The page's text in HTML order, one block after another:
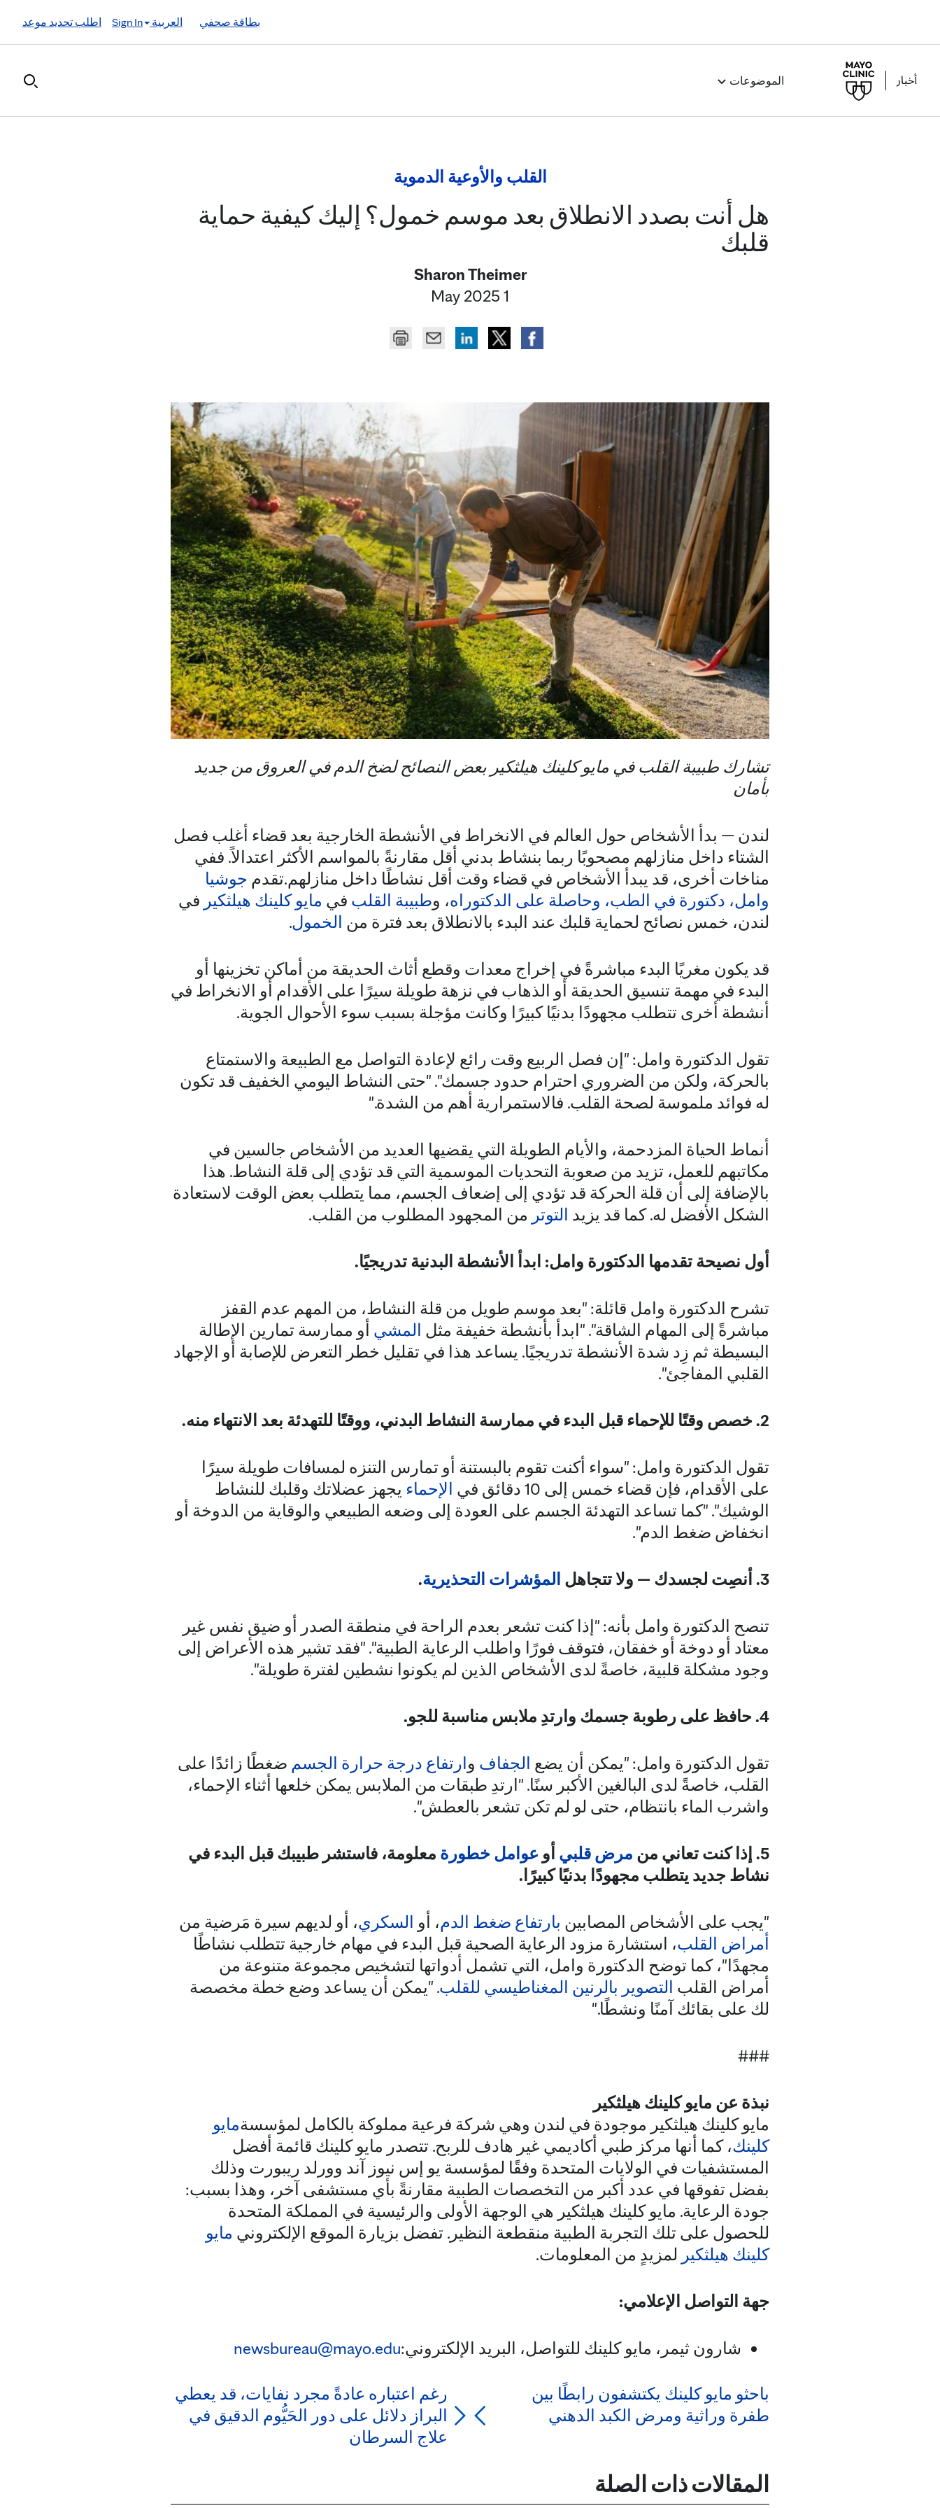
العربية
بطاقة صحفي Sign In اطلب تحديد موعد
الموضوعات
القلب والأوعية الدموية
هل أنت بصدد الانطلاق بعد موسم خمول؟ إليك كيفية حماية
قلبك
Sharon Theimer
1 May 2025
تشارك طبيبة القلب في مايو كلينك هيلثكير بعض النصائح لضخ الدم في العروق من جديد
بأمان
لندن — بدأ الأشخاص حول العالم في الانخراط في الأنشطة الخارجية بعد قضاء أغلب فصل
الشتاء داخل منازلهم مصحوبًا ربما بنشاط بدني أقل مقارنةً بالمواسم الأكثر اعتدالاً. ففي
مناخات أخرى، قد يبدأ الأشخاص في قضاء وقت أقل نشاطًا داخل منازلهم.تقدم جوشيا
وامل، دكتورة في الطب، وحاصلة على الدكتوراه، وطبيبة القلب في مايو كلينك هيلثكير في
لندن، خمس نصائح لحماية قلبك عند البدء بالانطلاق بعد فترة من الخمول.
قد يكون مغريًا البدء مباشرةً في إخراج معدات وقطع أثاث الحديقة من أماكن تخزينها أو
البدء في مهمة تنسيق الحديقة أو الذهاب في نزهة طويلة سيرًا على الأقدام أو الانخراط في
أنشطة أخرى تتطلب مجهودًا بدنيًا كبيرًا وكانت مؤجلة بسبب سوء الأحوال الجوية.
تقول الدكتورة وامل: "إن فصل الربيع وقت رائع لإعادة التواصل مع الطبيعة والاستمتاع
بالحركة، ولكن من الضروري احترام حدود جسمك". "حتى النشاط اليومي الخفيف قد تكون
له فوائد ملموسة لصحة القلب. فالاستمرارية أهم من الشدة."
أنماط الحياة المزدحمة، والأيام الطويلة التي يقضيها العديد من الأشخاص جالسين في
مكاتبهم للعمل، تزيد من صعوبة التحديات الموسمية التي قد تؤدي إلى قلة النشاط. هذا
بالإضافة إلى أن قلة الحركة قد تؤدي إلى إضعاف الجسم، مما يتطلب بعض الوقت لاستعادة
الشكل الأفضل له. كما قد يزيد التوتر من المجهود المطلوب من القلب.
أول نصيحة تقدمها الدكتورة وامل: ابدأ الأنشطة البدنية تدريجيًا.
تشرح الدكتورة وامل قائلة: "بعد موسم طويل من قلة النشاط، من المهم عدم القفز
مباشرةً إلى المهام الشاقة". "ابدأ بأنشطة خفيفة مثل المشي أو ممارسة تمارين الإطالة
البسيطة ثم زِد شدة الأنشطة تدريجيًا. يساعد هذا في تقليل خطر التعرض للإصابة أو الإجهاد
القلبي المفاجئ".
2
. خصص وقتًا للإحماء قبل البدء في ممارسة النشاط البدني، ووقتًا للتهدئة بعد الانتهاء منه.
تقول الدكتورة وامل: "سواء أكنت تقوم بالبستنة أو تمارس التنزه لمسافات طويلة سيرًا
على الأقدام، فإن قضاء خمس إلى 10 دقائق في
الإحماء يجهز عضلاتك وقلبك للنشاط
الوشيك". "كما تساعد التهدئة الجسم على العودة إلى وضعه الطبيعي والوقاية من الدوخة أو
انخفاض ضغط الدم".
3. أنصِت لجسدك — ولا تتجاهل المؤشرات التحذيرية.
تنصح الدكتورة وامل بأنه: "إذا كنت تشعر بعدم الراحة في منطقة الصدر أو ضيق نفس غير
معتاد أو دوخة أو خفقان، فتوقف فورًا واطلب الرعاية الطبية". "فقد تشير هذه الأعراض إلى
وجود مشكلة قلبية، خاصةً لدى الأشخاص الذين لم يكونوا نشطين لفترة طويلة".
4. حافظ على رطوبة جسمك وارتدِ ملابس مناسبة للجو.
تقول الدكتورة وامل: "يمكن أن يضع الجفاف وارتفاع درجة حرارة الجسم ضغطًا زائدًا على
القلب، خاصةً لدى البالغين الأكبر سنًا. "ارتدِ طبقات من الملابس يمكن خلعها أثناء الإحماء،
واشرب الماء بانتظام، حتى لو لم تكن تشعر بالعطش".
5. إذا كنت تعاني من مرض قلبي أو عوامل خطورة معلومة، فاستشر طبيبك قبل البدء في
نشاط جديد يتطلب مجهودًا بدنيًا كبيرًا.
"يجب على الأشخاص المصابين بارتفاع ضغط الدم، أو السكري، أو لديهم سيرة مَرضية من
أمراض القلب، استشارة مزود الرعاية الصحية قبل البدء في مهام خارجية تتطلب نشاطًا
مجهدًا"، كما توضح الدكتورة وامل، التي تشمل أدواتها لتشخيص مجموعة متنوعة من
أمراض القلب التصوير بالرنين المغناطيسي للقلب. "يمكن أن يساعد وضع خطة مخصصة
لك على بقائك آمنًا ونشطًا."
###
نبذة عن مايو كلينك هيلثكير
مايو كلينك هيلثكير موجودة في لندن وهي شركة فرعية مملوكة بالكامل لمؤسسةمايو
كلينك، كما أنها مركز طبي أكاديمي غير هادف للربح. تتصدر مايو كلينك قائمة أفضل
المستشفيات في الولايات المتحدة وفقًا لمؤسسة يو إس نيوز آند وورلد ريبورت وذلك
بفضل تفوقها في عدد أكبر من التخصصات الطبية مقارنةً بأي مستشفى آخر، وهذا بسبب:
جودة الرعاية. مايو كلينك هيلثكير هي الوجهة الأولى والرئيسية في المملكة المتحدة
للحصول على تلك التجربة الطبية منقطعة النظير. تفضل بزيارة الموقع الإلكتروني مايو
كلينك هيلثكير لمزيدٍ من المعلومات.
جهة التواصل الإعلامي:
شارون ثيمر، مايو كلينك للتواصل، البريد الإلكتروني:newsbureau@mayo.edu
باحثو مايو كلينك يكتشفون رابطًا بين
طفرة وراثية ومرض الكبد الدهني
رغم اعتباره عادةً مجرد نفايات، قد يعطي
البراز دلائل على دور الحَيُّوم الدقيق في
علاج السرطان
المقالات ذات الصلة